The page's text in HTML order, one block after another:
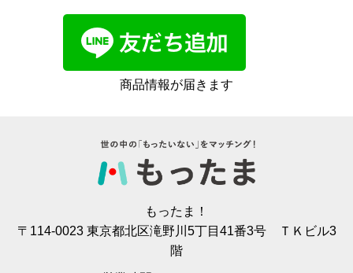
商品情報が届きます
もったま！
〒114-0023 東京都北区滝野川5丁目41番3号 ＴＫビル3
階